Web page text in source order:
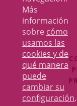
Más
información
sobre cómo
usamos las
cookies y de
qué manera
puede
cambiar su
configuración.